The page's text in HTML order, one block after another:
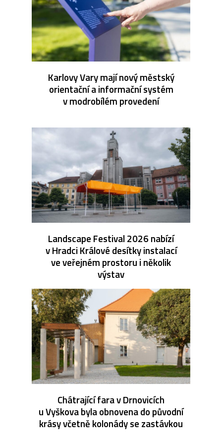
Karlovy Vary mají nový městský
orientační a informační systém
v modrobílém provedení
Landscape Festival 2026 nabízí
v Hradci Králové desítky instalací
ve veřejném prostoru i několik
výstav
Chátrající fara v Drnovicích
u Vyškova byla obnovena do původní
krásy včetně kolonády se zastávkou